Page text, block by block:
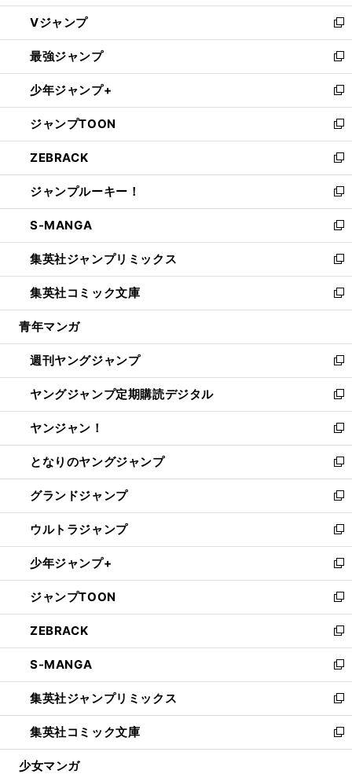
ウ
ィ
ン
ド
ウ
で
開
く
し
い
ウ
ィ
ン
ド
ウ
で
開
く
Vジャンプ
新
し
い
ウ
ィ
ン
ド
ウ
で
開
く
最強ジャンプ
新
し
い
ウ
ィ
ン
ド
ウ
で
開
く
少年ジャンプ+
新
し
い
ウ
ィ
ン
ド
ウ
で
開
く
ジャンプTOON
新
し
い
ウ
ィ
ン
ド
ウ
で
開
く
ZEBRACK
新
し
い
ウ
ィ
ン
ド
ウ
で
開
ジャンプルーキー！
新
し
い
ウ
ィ
ン
ド
ウ
開
く
S-MANGA
新
し
い
ウ
ィ
ン
ウ
で
開
く
集英社ジャンプリミックス
新
し
い
ウ
ン
ド
ウ
で
開
く
集英社コミック文庫
新
し
ウ
ィ
ン
ド
ウ
で
開
く
青年マンガ
週刊ヤングジャンプ
新
し
い
ウ
ィ
ン
ド
ウ
で
開
く
ヤングジャンプ定期購読デジタル
新
し
い
ウ
ィ
ン
ド
ウ
で
開
く
ヤンジャン！
新
し
い
ウ
ィ
ン
ド
ウ
で
開
く
となりのヤングジャンプ
新
し
い
ウ
ィ
ン
ド
ウ
で
開
く
グランドジャンプ
新
し
い
ウ
ィ
ン
ド
ウ
で
開
く
ウルトラジャンプ
新
し
い
ウ
ィ
ン
ド
ウ
で
開
く
少年ジャンプ+
新
し
い
ウ
ィ
ン
ド
ウ
で
開
く
ジャンプTOON
新
し
い
ウ
ィ
ン
ド
ウ
で
開
ZEBRACK
新
し
い
ウ
ィ
ン
ド
ウ
S-MANGA
新
し
い
ウ
ィ
ン
集英社ジャンプリミックス
新
し
い
ウ
集英社コミック文庫
新
し
少女マンガ